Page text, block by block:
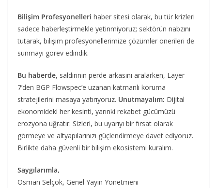
Bilişim Profesyonelleri haber sitesi olarak, bu tür krizleri
sadece haberleştirmekle yetinmiyoruz; sektörün nabzını
tutarak, bilişim profesyonellerimize çözümler önerileri de
sunmayı görev edindik.
Bu haberde, saldırının perde arkasını aralarken, Layer
7’den BGP Flowspec’e uzanan katmanlı koruma
stratejilerini masaya yatırıyoruz. Unutmayalım: Dijital
ekonomideki her kesinti, yarınki rekabet gücümüzü
erozyona uğratır. Sizleri, bu uyarıyı bir fırsat olarak
görmeye ve altyapılarınızı güçlendirmeye davet ediyoruz.
Birlikte daha güvenli bir bilişim ekosistemi kuralım.
Saygılarımla,
Osman Selçok, Genel Yayın Yönetmeni